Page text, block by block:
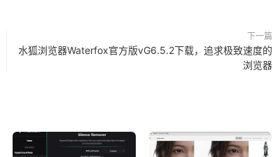
下一篇
水狐浏览器Waterfox官方版vG6.5.2下载，追求极致速度的
浏览器